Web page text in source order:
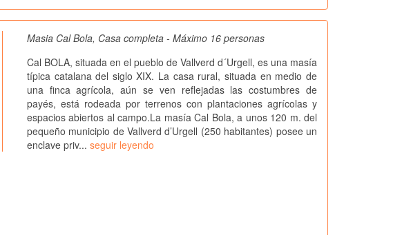
Masia Cal Bola, Casa completa - Máximo 16 personas
Cal BOLA, situada en el pueblo de Vallverd d´Urgell, es una masía
típica catalana del siglo XIX. La casa rural, situada en medio de
una finca agrícola, aún se ven reflejadas las costumbres de
payés, está rodeada por terrenos con plantaciones agrícolas y
espacios abiertos al campo.La masía Cal Bola, a unos 120 m. del
pequeño municipio de Vallverd d’Urgell (250 habitantes) posee un
enclave priv... seguir leyendo